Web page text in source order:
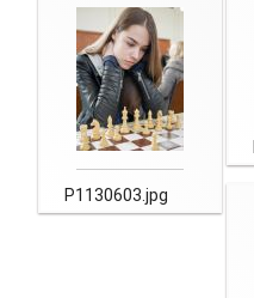
P1130603.jpg